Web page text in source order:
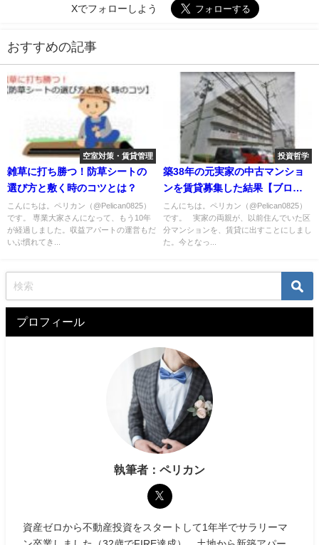
Xでフォローしよう
おすすめの記事
空室対策・賃貸管理
雑草に打ち勝つ！防草シートの
選び方と敷く時のコツとは？
こんにちは。ペリカン（@Pelican0825）
です。 専業大家さんになって、もう10年
が経過しました。収益アパートの運営もだ
いぶ慣れてき...
投資哲学
築38年の元実家の中古マンショ
ンを賃貸募集した結果【ブログ
で公開】
こんにちは。ペリカン（@Pelican0825）
です。 実家の両親が、以前住んでいた区
分マンションを、賃貸に出すことにしまし
た。今となっ...
プロフィール
執筆者：ペリカン
資産ゼロから不動産投資をスタートして1年半でサラリーマ